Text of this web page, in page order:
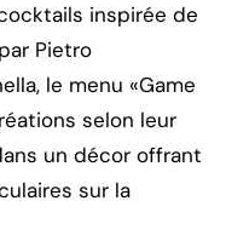
inspirée de
Pietro
le menu «Game
selon leur
un décor offrant
sur la